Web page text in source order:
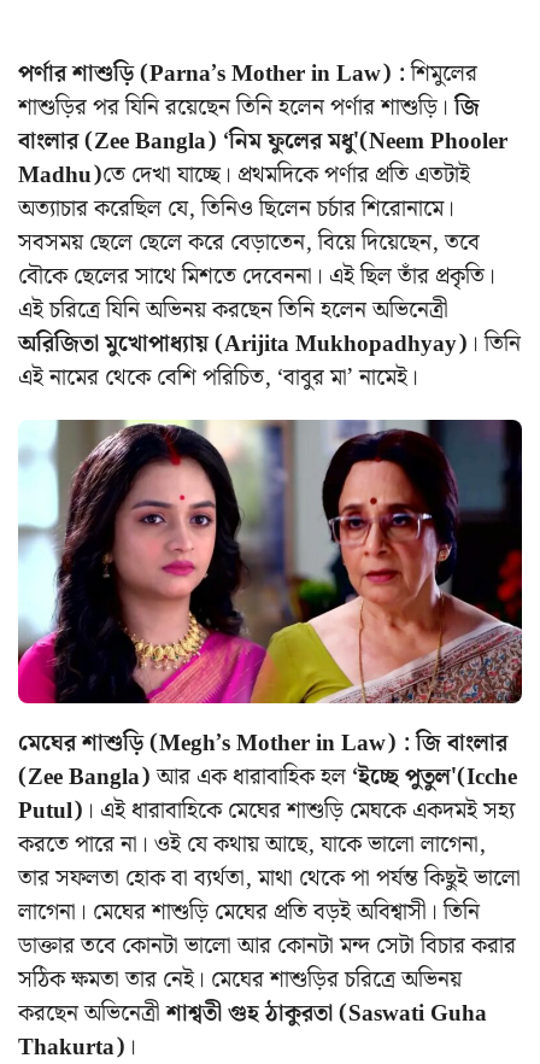
পর্ণার শাশুড়ি (Parna’s Mother in Law) :শিমুলের
শাশুড়ির পর যিনি রয়েছেন তিনি হলেন পর্ণার শাশুড়ি।জি
বাংলার (Zee Bangla) ‘নিম ফুলের মধু'(Neem Phooler
Madhu)তে দেখা যাচ্ছে। প্রথমদিকে পর্ণার প্রতি এতটাই
অত্যাচার করেছিল যে, তিনিও ছিলেন চর্চার শিরোনামে।
সবসময় ছেলে ছেলে করে বেড়াতেন, বিয়ে দিয়েছেন, তবে
বৌকে ছেলের সাথে মিশতে দেবেননা। এই ছিল তাঁর প্রকৃতি।
এই চরিত্রে যিনি অভিনয় করছেন তিনি হলেন অভিনেত্রী
অরিজিতা মুখোপাধ্যায় (Arijita Mukhopadhyay) । তিনি
এই নামের থেকে বেশি পরিচিত, ‘বাবুর মা’ নামেই।
মেঘের শাশুড়ি (Megh’s Mother in Law) :জি বাংলার
(Zee Bangla)আর এক ধারাবাহিক হল‘ইচ্ছে পুতুল'(Icche
Putul) । এই ধারাবাহিকে মেঘের শাশুড়ি মেঘকে একদমই সহ্য
করতে পারে না। ওই যে কথায় আছে, যাকে ভালো লাগেনা,
তার সফলতা হোক বা ব্যর্থতা, মাথা থেকে পা পর্যন্ত কিছুই ভালো
লাগেনা। মেঘের শাশুড়ি মেঘের প্রতি বড়ই অবিশ্বাসী। তিনি
ডাক্তার তবে কোনটা ভালো আর কোনটা মন্দ সেটা বিচার করার
সঠিক ক্ষমতা তার নেই। মেঘের শাশুড়ির চরিত্রে অভিনয়
করছেন অভিনেত্রীশাশ্বতী গুহ ঠাকুরতা (Saswati Guha
Thakurta) ।